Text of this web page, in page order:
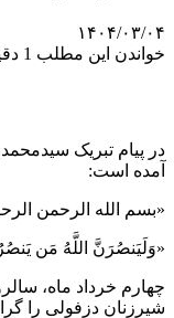
۱۴۰۴/۰۳/۰۴
خواندن این مطلب 1 دقیقه زمان میبرد
در پیام تبریک
آمده است:
«بسم الله الرحمن
«وَلَیَنصُرَنَّ اللَّهُ مَن
چهارم خرداد ماه،
شیرزنان دزفولی را